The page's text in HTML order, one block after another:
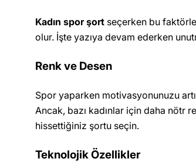
Kadın spor şort seçerken bu
olur. İşte yazıya devam ederken
Renk ve Desen
Spor yaparken motivasyonunuzu
Ancak, bazı kadınlar için daha nötr
hissettiğiniz şortu seçin.
Teknolojik Özellikler